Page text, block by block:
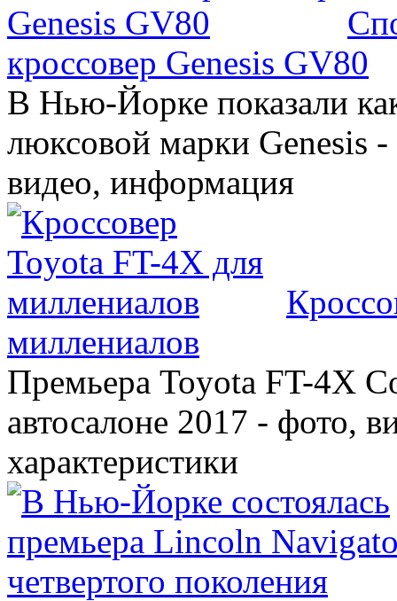
кроссовер Genesis GV80
В Нью-Йорке показали
люксовой марки Genesis
видео, информация
миллениалов
Премьера Toyota FT-4X
автосалоне 2017 - фото,
характеристики